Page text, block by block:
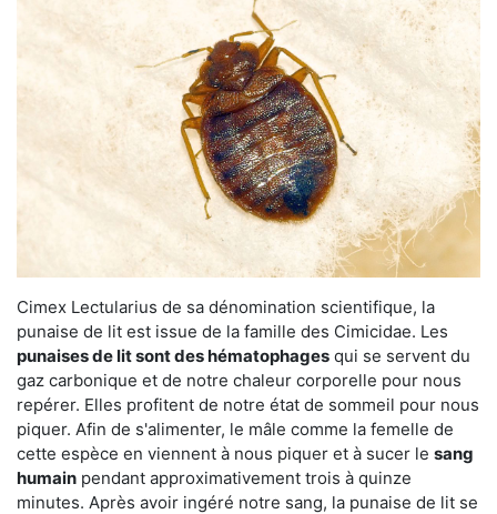
Cimex Lectularius de sa dénomination scientifique, la
punaise de lit est issue de la famille des Cimicidae. Les
punaises de lit sont des hématophages qui se servent du
gaz carbonique et de notre chaleur corporelle pour nous
repérer. Elles profitent de notre état de sommeil pour nous
piquer. Afin de s'alimenter, le mâle comme la femelle de
cette espèce en viennent à nous piquer et à sucer le sang
humain pendant approximativement trois à quinze
minutes. Après avoir ingéré notre sang, la punaise de lit se